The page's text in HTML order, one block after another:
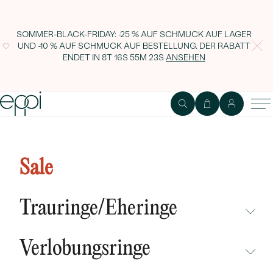
SOMMER-BLACK-FRIDAY: -25 % AUF SCHMUCK AUF LAGER
UND -10 % AUF SCHMUCK AUF BESTELLUNG. DER RABATT
ENDET IN 8T 16S 55M 22SANSEHEN
Sale
Trauringe/Eheringe
NEUHEITEN
Verlobungsringe